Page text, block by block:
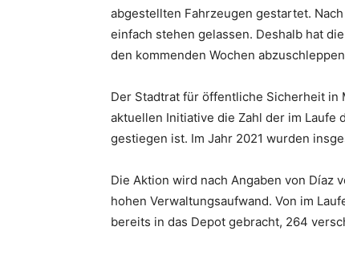
abgestellten Fahrzeugen gestartet.
einfach stehen gelassen. Deshalb hat
den kommenden Wochen
Der Stadtrat für öffentliche Sicherheit in
aktuellen Initiative die Zahl der im Laufe
gestiegen ist. Im Jahr 2021 wurden
Die Aktion wird nach Angaben von
hohen Verwaltungsaufwand. Von im
bereits in das Depot gebracht, 264